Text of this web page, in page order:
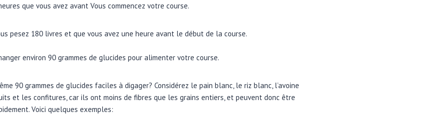
que vous avez avant Vous commencez votre course.
pesez 180 livres et que vous avez une heure avant le début de la course.
environ 90 grammes de glucides pour alimenter votre course.
90 grammes de glucides faciles à digager? Considérez le pain blanc, le riz blanc, l’avoine
et les confitures, car ils ont moins de fibres que les grains entiers, et peuvent donc être
Voici quelques exemples: